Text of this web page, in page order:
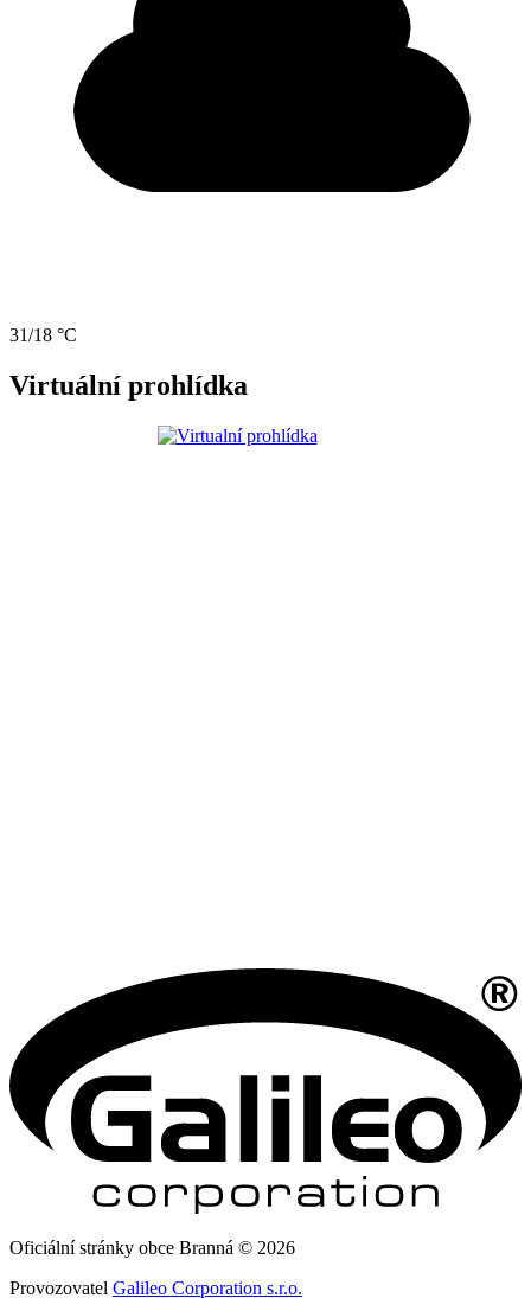
31/18 °C
Virtuální prohlídka
Oficiální stránky obce Branná © 2026
Provozovatel Galileo Corporation s.r.o.